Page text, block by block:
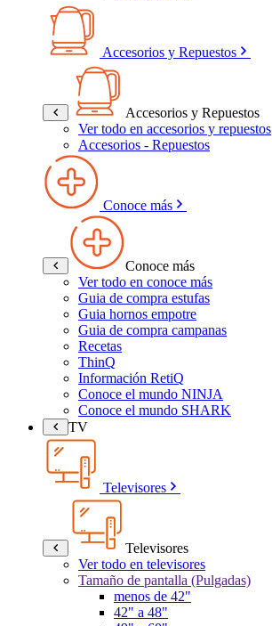
Accesorios y Repuestos
Accesorios y Repuestos
Ver todo en accesorios y repuestos
Accesorios - Repuestos
Conoce más
Conoce más
Ver todo en conoce más
Guia de compra estufas
Guia hornos empotre
Guia de compra campanas
Recetas
ThinQ
Información RetiQ
Conoce el mundo NINJA
Conoce el mundo SHARK
TV
Televisores
Televisores
Ver todo en televisores
Tamaño de pantalla (Pulgadas)
menos de 42"
42" a 48"